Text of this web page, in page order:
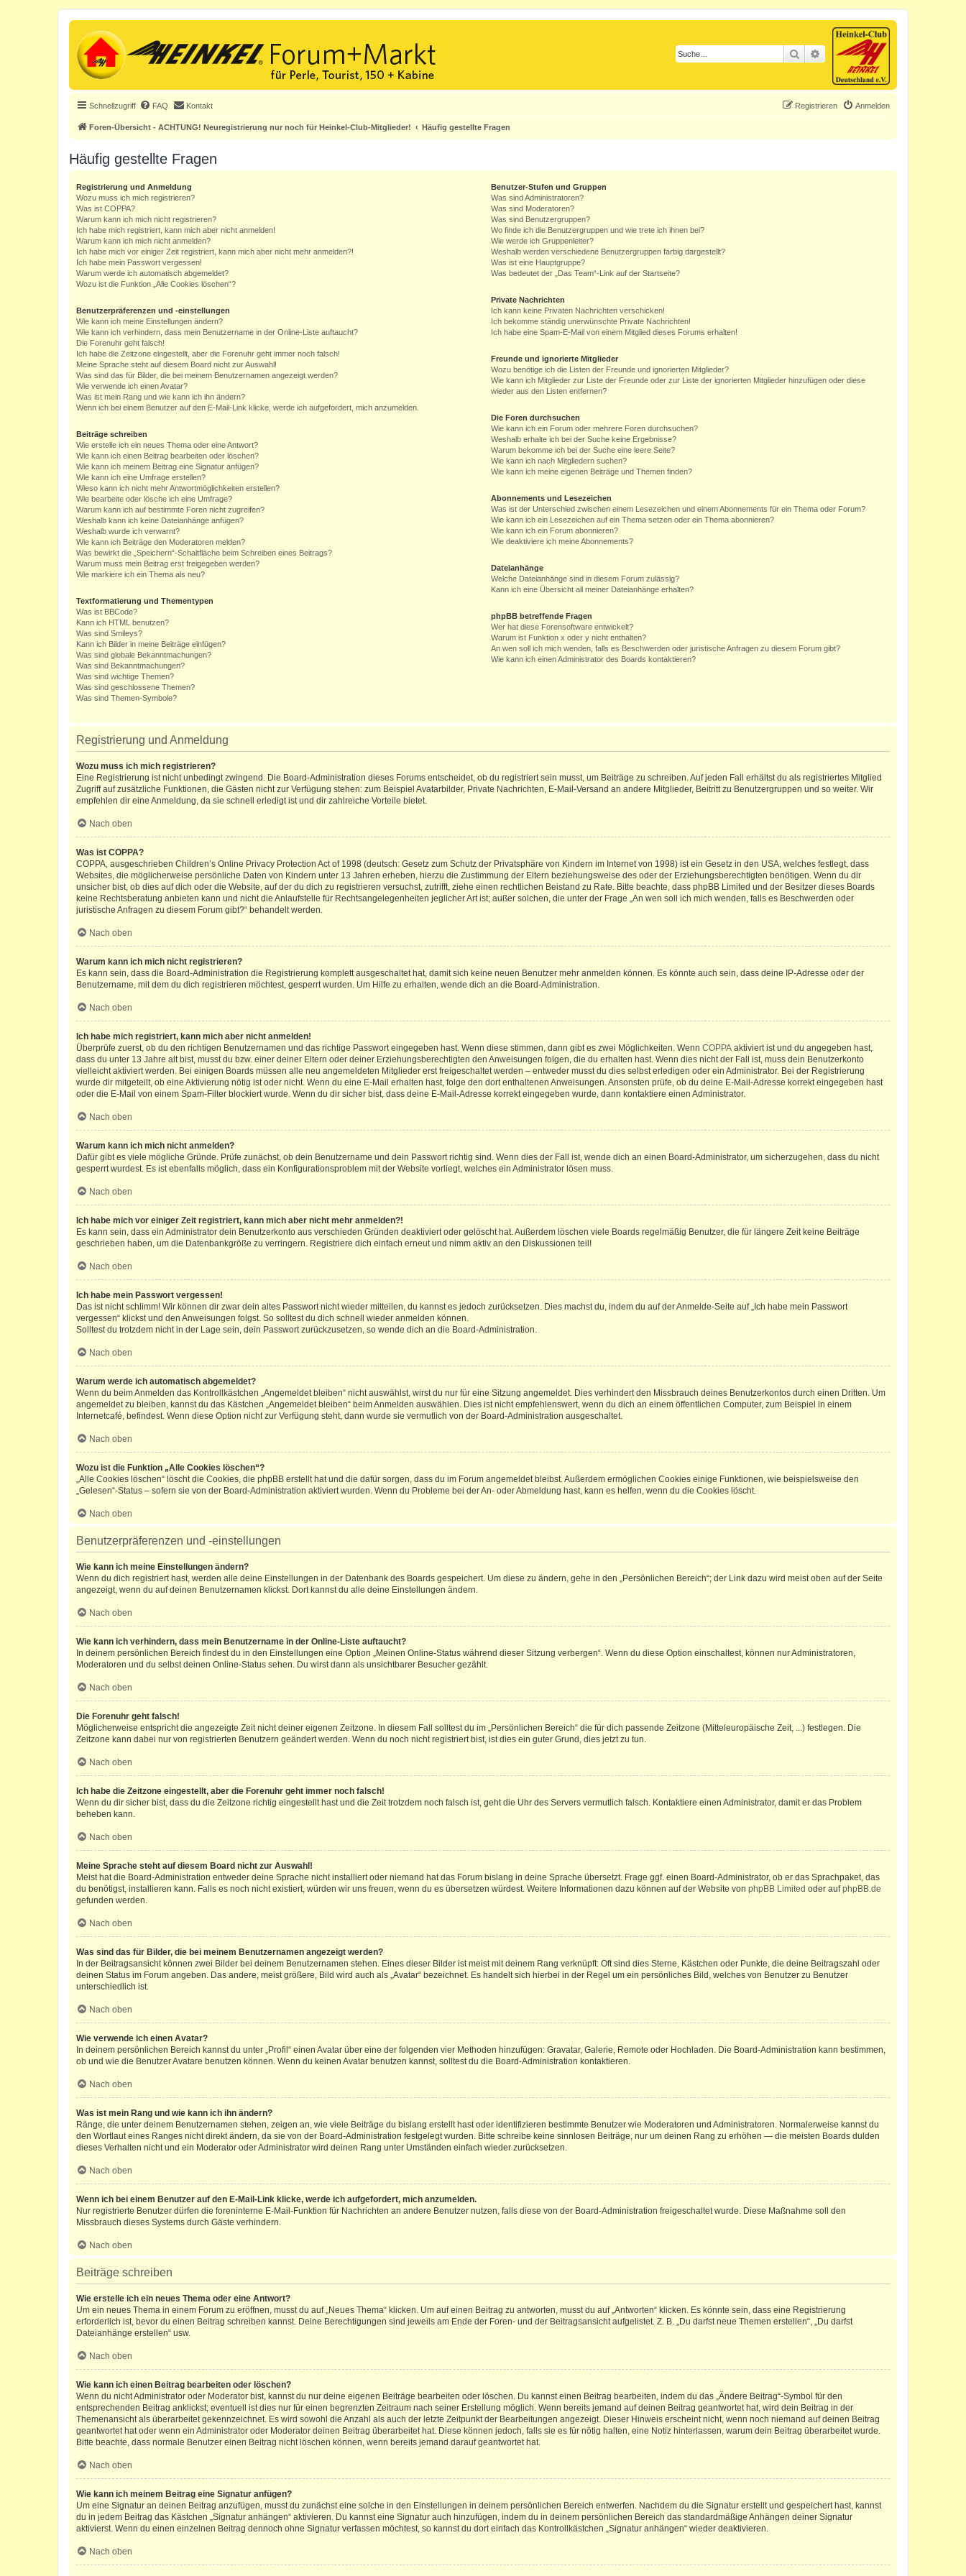
Suche Erweiterte Suche
Schnellzugriff FAQ Kontakt Anmelden
Registrieren
Foren-Übersicht - ACHTUNG! Neuregistrierung nur noch für Heinkel-Club-Mitglieder! Häufig gestellte Fragen
Häufig gestellte Fragen
Registrierung und Anmeldung
Wozu muss ich mich registrieren?
Was ist COPPA?
Warum kann ich mich nicht registrieren?
Ich habe mich registriert, kann mich aber nicht anmelden!
Warum kann ich mich nicht anmelden?
Ich habe mich vor einiger Zeit registriert, kann mich aber nicht mehr anmelden?!
Ich habe mein Passwort vergessen!
Warum werde ich automatisch abgemeldet?
Wozu ist die Funktion „Alle Cookies löschen“?
Benutzerpräferenzen und -einstellungen
Wie kann ich meine Einstellungen ändern?
Wie kann ich verhindern, dass mein Benutzername in der Online-Liste auftaucht?
Die Forenuhr geht falsch!
Ich habe die Zeitzone eingestellt, aber die Forenuhr geht immer noch falsch!
Meine Sprache steht auf diesem Board nicht zur Auswahl!
Was sind das für Bilder, die bei meinem Benutzernamen angezeigt werden?
Wie verwende ich einen Avatar?
Was ist mein Rang und wie kann ich ihn ändern?
Wenn ich bei einem Benutzer auf den E-Mail-Link klicke, werde ich aufgefordert, mich anzumelden.
Beiträge schreiben
Wie erstelle ich ein neues Thema oder eine Antwort?
Wie kann ich einen Beitrag bearbeiten oder löschen?
Wie kann ich meinem Beitrag eine Signatur anfügen?
Wie kann ich eine Umfrage erstellen?
Wieso kann ich nicht mehr Antwortmöglichkeiten erstellen?
Wie bearbeite oder lösche ich eine Umfrage?
Warum kann ich auf bestimmte Foren nicht zugreifen?
Weshalb kann ich keine Dateianhänge anfügen?
Weshalb wurde ich verwarnt?
Wie kann ich Beiträge den Moderatoren melden?
Was bewirkt die „Speichern“-Schaltfläche beim Schreiben eines Beitrags?
Warum muss mein Beitrag erst freigegeben werden?
Wie markiere ich ein Thema als neu?
Textformatierung und Thementypen
Was ist BBCode?
Kann ich HTML benutzen?
Was sind Smileys?
Kann ich Bilder in meine Beiträge einfügen?
Was sind globale Bekanntmachungen?
Was sind Bekanntmachungen?
Was sind wichtige Themen?
Was sind geschlossene Themen?
Was sind Themen-Symbole?
Benutzer-Stufen und Gruppen
Was sind Administratoren?
Was sind Moderatoren?
Was sind Benutzergruppen?
Wo finde ich die Benutzergruppen und wie trete ich ihnen bei?
Wie werde ich Gruppenleiter?
Weshalb werden verschiedene Benutzergruppen farbig dargestellt?
Was ist eine Hauptgruppe?
Was bedeutet der „Das Team“-Link auf der Startseite?
Private Nachrichten
Ich kann keine Privaten Nachrichten verschicken!
Ich bekomme ständig unerwünschte Private Nachrichten!
Ich habe eine Spam-E-Mail von einem Mitglied dieses Forums erhalten!
Freunde und ignorierte Mitglieder
Wozu benötige ich die Listen der Freunde und ignorierten Mitglieder?
Wie kann ich Mitglieder zur Liste der Freunde oder zur Liste der ignorierten Mitglieder hinzufügen oder diese
wieder aus den Listen entfernen?
Die Foren durchsuchen
Wie kann ich ein Forum oder mehrere Foren durchsuchen?
Weshalb erhalte ich bei der Suche keine Ergebnisse?
Warum bekomme ich bei der Suche eine leere Seite?
Wie kann ich nach Mitgliedern suchen?
Wie kann ich meine eigenen Beiträge und Themen finden?
Abonnements und Lesezeichen
Was ist der Unterschied zwischen einem Lesezeichen und einem Abonnements für ein Thema oder Forum?
Wie kann ich ein Lesezeichen auf ein Thema setzen oder ein Thema abonnieren?
Wie kann ich ein Forum abonnieren?
Wie deaktiviere ich meine Abonnements?
Dateianhänge
Welche Dateianhänge sind in diesem Forum zulässig?
Kann ich eine Übersicht all meiner Dateianhänge erhalten?
phpBB betreffende Fragen
Wer hat diese Forensoftware entwickelt?
Warum ist Funktion x oder y nicht enthalten?
An wen soll ich mich wenden, falls es Beschwerden oder juristische Anfragen zu diesem Forum gibt?
Wie kann ich einen Administrator des Boards kontaktieren?
Registrierung und Anmeldung
Wozu muss ich mich registrieren?
Eine Registrierung ist nicht unbedingt zwingend. Die Board-Administration dieses Forums entscheidet, ob du registriert sein musst, um Beiträge zu schreiben. Auf jeden Fall erhältst du als registriertes Mitglied
Zugriff auf zusätzliche Funktionen, die Gästen nicht zur Verfügung stehen: zum Beispiel Avatarbilder, Private Nachrichten, E-Mail-Versand an andere Mitglieder, Beitritt zu Benutzergruppen und so weiter. Wir
empfehlen dir eine Anmeldung, da sie schnell erledigt ist und dir zahlreiche Vorteile bietet.
Nach oben
Was ist COPPA?
COPPA, ausgeschrieben Children’s Online Privacy Protection Act of 1998 (deutsch: Gesetz zum Schutz der Privatsphäre von Kindern im Internet von 1998) ist ein Gesetz in den USA, welches festlegt, dass
Websites, die möglicherweise persönliche Daten von Kindern unter 13 Jahren erheben, hierzu die Zustimmung der Eltern beziehungsweise des oder der Erziehungsberechtigten benötigen. Wenn du dir
unsicher bist, ob dies auf dich oder die Website, auf der du dich zu registrieren versuchst, zutrifft, ziehe einen rechtlichen Beistand zu Rate. Bitte beachte, dass phpBB Limited und der Besitzer dieses Boards
keine Rechtsberatung anbieten kann und nicht die Anlaufstelle für Rechtsangelegenheiten jeglicher Art ist; außer solchen, die unter der Frage „An wen soll ich mich wenden, falls es Beschwerden oder
juristische Anfragen zu diesem Forum gibt?“ behandelt werden.
Nach oben
Warum kann ich mich nicht registrieren?
Es kann sein, dass die Board-Administration die Registrierung komplett ausgeschaltet hat, damit sich keine neuen Benutzer mehr anmelden können. Es könnte auch sein, dass deine IP-Adresse oder der
Benutzername, mit dem du dich registrieren möchtest, gesperrt wurden. Um Hilfe zu erhalten, wende dich an die Board-Administration.
Nach oben
Ich habe mich registriert, kann mich aber nicht anmelden!
Überprüfe zuerst, ob du den richtigen Benutzernamen und das richtige Passwort eingegeben hast. Wenn diese stimmen, dann gibt es zwei Möglichkeiten. Wenn COPPA aktiviert ist und du angegeben hast,
dass du unter 13 Jahre alt bist, musst du bzw. einer deiner Eltern oder deiner Erziehungsberechtigten den Anweisungen folgen, die du erhalten hast. Wenn dies nicht der Fall ist, muss dein Benutzerkonto
vielleicht aktiviert werden. Bei einigen Boards müssen alle neu angemeldeten Mitglieder erst freigeschaltet werden – entweder musst du dies selbst erledigen oder ein Administrator. Bei der Registrierung
wurde dir mitgeteilt, ob eine Aktivierung nötig ist oder nicht. Wenn du eine E-Mail erhalten hast, folge den dort enthaltenen Anweisungen. Ansonsten prüfe, ob du deine E-Mail-Adresse korrekt eingegeben hast
oder die E-Mail von einem Spam-Filter blockiert wurde. Wenn du dir sicher bist, dass deine E-Mail-Adresse korrekt eingegeben wurde, dann kontaktiere einen Administrator.
Nach oben
Warum kann ich mich nicht anmelden?
Dafür gibt es viele mögliche Gründe. Prüfe zunächst, ob dein Benutzername und dein Passwort richtig sind. Wenn dies der Fall ist, wende dich an einen Board-Administrator, um sicherzugehen, dass du nicht
gesperrt wurdest. Es ist ebenfalls möglich, dass ein Konfigurationsproblem mit der Website vorliegt, welches ein Administrator lösen muss.
Nach oben
Ich habe mich vor einiger Zeit registriert, kann mich aber nicht mehr anmelden?!
Es kann sein, dass ein Administrator dein Benutzerkonto aus verschieden Gründen deaktiviert oder gelöscht hat. Außerdem löschen viele Boards regelmäßig Benutzer, die für längere Zeit keine Beiträge
geschrieben haben, um die Datenbankgröße zu verringern. Registriere dich einfach erneut und nimm aktiv an den Diskussionen teil!
Nach oben
Ich habe mein Passwort vergessen!
Das ist nicht schlimm! Wir können dir zwar dein altes Passwort nicht wieder mitteilen, du kannst es jedoch zurücksetzen. Dies machst du, indem du auf der Anmelde-Seite auf „Ich habe mein Passwort
vergessen“ klickst und den Anweisungen folgst. So solltest du dich schnell wieder anmelden können.
Solltest du trotzdem nicht in der Lage sein, dein Passwort zurückzusetzen, so wende dich an die Board-Administration.
Nach oben
Warum werde ich automatisch abgemeldet?
Wenn du beim Anmelden das Kontrollkästchen „Angemeldet bleiben“ nicht auswählst, wirst du nur für eine Sitzung angemeldet. Dies verhindert den Missbrauch deines Benutzerkontos durch einen Dritten. Um
angemeldet zu bleiben, kannst du das Kästchen „Angemeldet bleiben“ beim Anmelden auswählen. Dies ist nicht empfehlenswert, wenn du dich an einem öffentlichen Computer, zum Beispiel in einem
Internetcafé, befindest. Wenn diese Option nicht zur Verfügung steht, dann wurde sie vermutlich von der Board-Administration ausgeschaltet.
Nach oben
Wozu ist die Funktion „Alle Cookies löschen“?
„Alle Cookies löschen“ löscht die Cookies, die phpBB erstellt hat und die dafür sorgen, dass du im Forum angemeldet bleibst. Außerdem ermöglichen Cookies einige Funktionen, wie beispielsweise den
„Gelesen“-Status – sofern sie von der Board-Administration aktiviert wurden. Wenn du Probleme bei der An- oder Abmeldung hast, kann es helfen, wenn du die Cookies löscht.
Nach oben
Benutzerpräferenzen und -einstellungen
Wie kann ich meine Einstellungen ändern?
Wenn du dich registriert hast, werden alle deine Einstellungen in der Datenbank des Boards gespeichert. Um diese zu ändern, gehe in den „Persönlichen Bereich“; der Link dazu wird meist oben auf der Seite
angezeigt, wenn du auf deinen Benutzernamen klickst. Dort kannst du alle deine Einstellungen ändern.
Nach oben
Wie kann ich verhindern, dass mein Benutzername in der Online-Liste auftaucht?
In deinem persönlichen Bereich findest du in den Einstellungen eine Option „Meinen Online-Status während dieser Sitzung verbergen“. Wenn du diese Option einschaltest, können nur Administratoren,
Moderatoren und du selbst deinen Online-Status sehen. Du wirst dann als unsichtbarer Besucher gezählt.
Nach oben
Die Forenuhr geht falsch!
Möglicherweise entspricht die angezeigte Zeit nicht deiner eigenen Zeitzone. In diesem Fall solltest du im „Persönlichen Bereich“ die für dich passende Zeitzone (Mitteleuropäische Zeit, ...) festlegen. Die
Zeitzone kann dabei nur von registrierten Benutzern geändert werden. Wenn du noch nicht registriert bist, ist dies ein guter Grund, dies jetzt zu tun.
Nach oben
Ich habe die Zeitzone eingestellt, aber die Forenuhr geht immer noch falsch!
Wenn du dir sicher bist, dass du die Zeitzone richtig eingestellt hast und die Zeit trotzdem noch falsch ist, geht die Uhr des Servers vermutlich falsch. Kontaktiere einen Administrator, damit er das Problem
beheben kann.
Nach oben
Meine Sprache steht auf diesem Board nicht zur Auswahl!
Meist hat die Board-Administration entweder deine Sprache nicht installiert oder niemand hat das Forum bislang in deine Sprache übersetzt. Frage ggf. einen Board-Administrator, ob er das Sprachpaket, das
du benötigst, installieren kann. Falls es noch nicht existiert, würden wir uns freuen, wenn du es übersetzen würdest. Weitere Informationen dazu können auf der Website von phpBB Limited oder aufphpBB.de
gefunden werden.
Nach oben
Was sind das für Bilder, die bei meinem Benutzernamen angezeigt werden?
In der Beitragsansicht können zwei Bilder bei deinem Benutzernamen stehen. Eines dieser Bilder ist meist mit deinem Rang verknüpft: Oft sind dies Sterne, Kästchen oder Punkte, die deine Beitragszahl oder
deinen Status im Forum angeben. Das andere, meist größere, Bild wird auch als „Avatar“ bezeichnet. Es handelt sich hierbei in der Regel um ein persönliches Bild, welches von Benutzer zu Benutzer
unterschiedlich ist.
Nach oben
Wie verwende ich einen Avatar?
In deinem persönlichen Bereich kannst du unter „Profil“ einen Avatar über eine der folgenden vier Methoden hinzufügen: Gravatar, Galerie, Remote oder Hochladen. Die Board-Administration kann bestimmen,
ob und wie die Benutzer Avatare benutzen können. Wenn du keinen Avatar benutzen kannst, solltest du die Board-Administration kontaktieren.
Nach oben
Was ist mein Rang und wie kann ich ihn ändern?
Ränge, die unter deinem Benutzernamen stehen, zeigen an, wie viele Beiträge du bislang erstellt hast oder identifizieren bestimmte Benutzer wie Moderatoren und Administratoren. Normalerweise kannst du
den Wortlaut eines Ranges nicht direkt ändern, da sie von der Board-Administration festgelegt wurden. Bitte schreibe keine sinnlosen Beiträge, nur um deinen Rang zu erhöhen — die meisten Boards dulden
dieses Verhalten nicht und ein Moderator oder Administrator wird deinen Rang unter Umständen einfach wieder zurücksetzen.
Nach oben
Wenn ich bei einem Benutzer auf den E-Mail-Link klicke, werde ich aufgefordert, mich anzumelden.
Nur registrierte Benutzer dürfen die foreninterne E-Mail-Funktion für Nachrichten an andere Benutzer nutzen, falls diese von der Board-Administration freigeschaltet wurde. Diese Maßnahme soll den
Missbrauch dieses Systems durch Gäste verhindern.
Nach oben
Beiträge schreiben
Wie erstelle ich ein neues Thema oder eine Antwort?
Um ein neues Thema in einem Forum zu eröffnen, musst du auf „Neues Thema“ klicken. Um auf einen Beitrag zu antworten, musst du auf „Antworten“ klicken. Es könnte sein, dass eine Registrierung
erforderlich ist, bevor du einen Beitrag schreiben kannst. Deine Berechtigungen sind jeweils am Ende der Foren- und der Beitragsansicht aufgelistet. Z. B. „Du darfst neue Themen erstellen“, „Du darfst
Dateianhänge erstellen“ usw.
Nach oben
Wie kann ich einen Beitrag bearbeiten oder löschen?
Wenn du nicht Administrator oder Moderator bist, kannst du nur deine eigenen Beiträge bearbeiten oder löschen. Du kannst einen Beitrag bearbeiten, indem du das „Ändere Beitrag“-Symbol für den
entsprechenden Beitrag anklickst; eventuell ist dies nur für einen begrenzten Zeitraum nach seiner Erstellung möglich. Wenn bereits jemand auf deinen Beitrag geantwortet hat, wird dein Beitrag in der
Themenansicht als überarbeitet gekennzeichnet. Es wird sowohl die Anzahl als auch der letzte Zeitpunkt der Bearbeitungen angezeigt. Dieser Hinweis erscheint nicht, wenn noch niemand auf deinen Beitrag
geantwortet hat oder wenn ein Administrator oder Moderator deinen Beitrag überarbeitet hat. Diese können jedoch, falls sie es für nötig halten, eine Notiz hinterlassen, warum dein Beitrag überarbeitet wurde.
Bitte beachte, dass normale Benutzer einen Beitrag nicht löschen können, wenn bereits jemand darauf geantwortet hat.
Nach oben
Wie kann ich meinem Beitrag eine Signatur anfügen?
Um eine Signatur an deinen Beitrag anzufügen, musst du zunächst eine solche in den Einstellungen in deinem persönlichen Bereich entwerfen. Nachdem du die Signatur erstellt und gespeichert hast, kannst
du in jedem Beitrag das Kästchen „Signatur anhängen“ aktivieren. Du kannst eine Signatur auch hinzufügen, indem du in deinem persönlichen Bereich das standardmäßige Anhängen deiner Signatur
aktivierst. Wenn du einen einzelnen Beitrag dennoch ohne Signatur verfassen möchtest, so kannst du dort einfach das Kontrollkästchen „Signatur anhängen“ wieder deaktivieren.
Nach oben